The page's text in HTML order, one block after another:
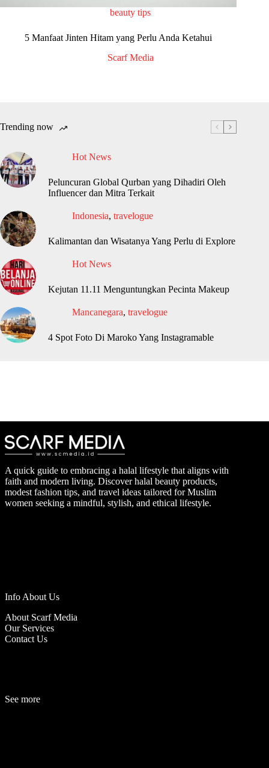
beauty tips
5 Manfaat Jinten Hitam yang Perlu Anda Ketahui
Scarf Media
Trending now
Hot News
Peluncuran Global Qurban yang Dihadiri Oleh
Influencer dan Mitra Terkait
Indonesia, travelogue
Kalimantan dan Wisatanya Yang Perlu di Explore
Hot News
Kejutan 11.11 Menguntungkan Pecinta Makeup
Mancanegara, travelogue
4 Spot Foto Di Maroko Yang Instagramable
A quick guide to embracing a halal lifestyle that aligns with
faith and modern living. Discover halal beauty products,
modest fashion tips, and travel ideas tailored for Muslim
women seeking a mindful, stylish, and ethical lifestyle.
Info About Us
About Scarf Media
Our Services
Contact Us
See more